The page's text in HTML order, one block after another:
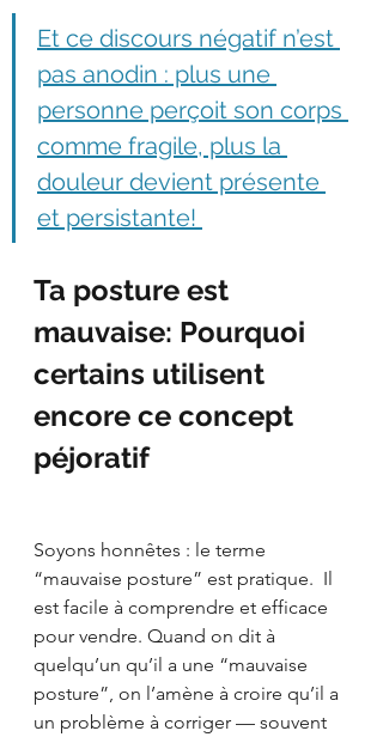
Et ce discours négatif n’est
pas anodin : plus une
personne perçoit son corps
comme fragile, plus la
douleur devient présente
et persistante!
Ta posture est
mauvaise: Pourquoi
certains utilisent
encore ce concept
péjoratif
Soyons honnêtes : le terme
“mauvaise posture” est pratique.  Il
est facile à comprendre et efficace
pour vendre. Quand on dit à
quelqu’un qu’il a une “mauvaise
posture”, on l’amène à croire qu’il a
un problème à corriger — souvent